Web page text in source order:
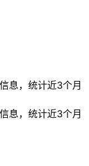
息，统计近3个月
息，统计近3个月